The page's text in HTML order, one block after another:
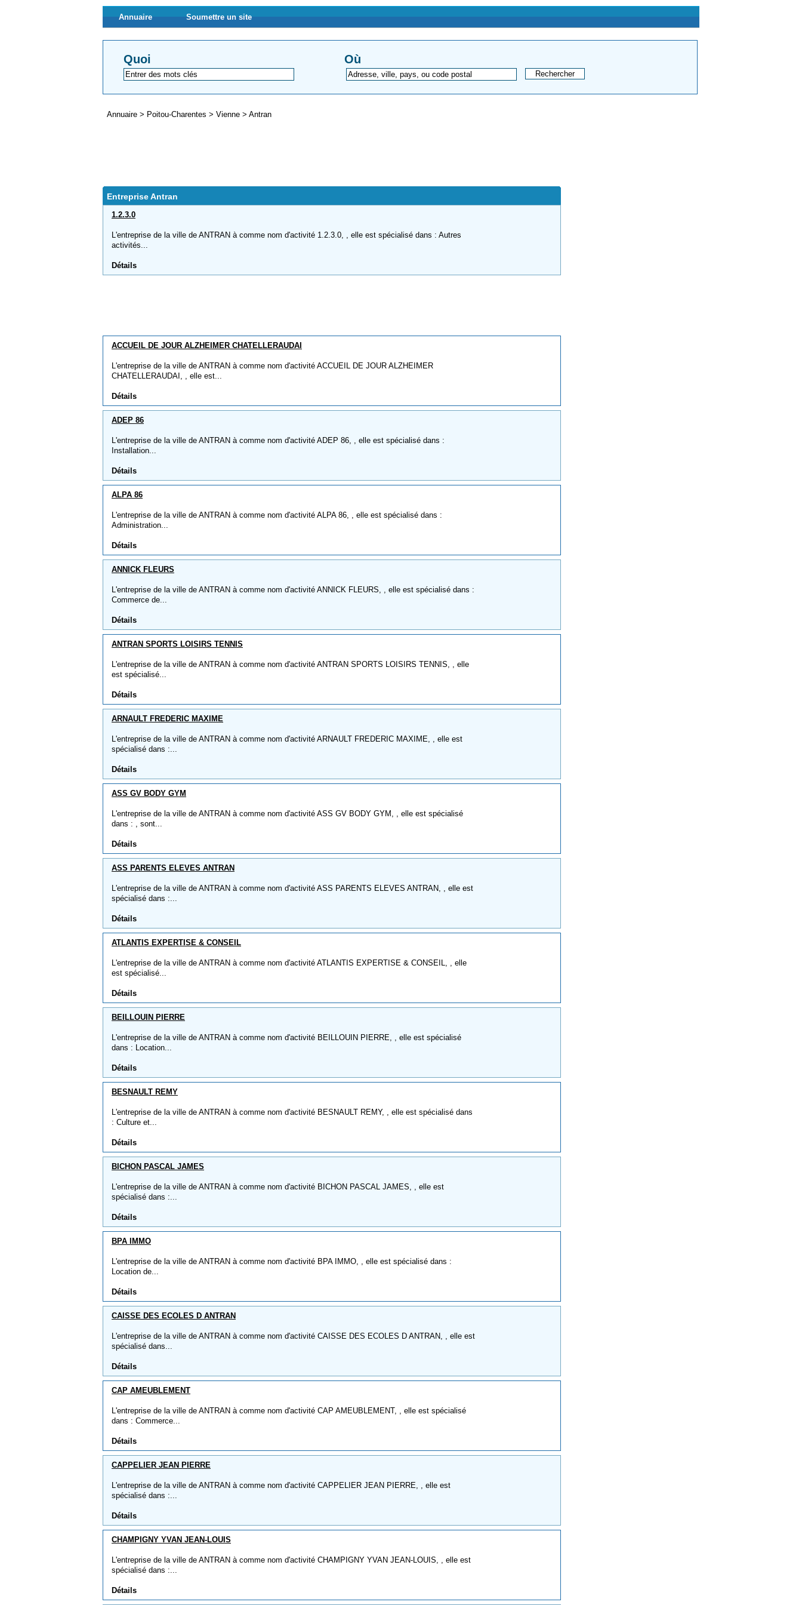
Annuaire Soumettre un site
Quoi Où
Annuaire > Poitou-Charentes > Vienne > Antran
Entreprise Antran
1.2.3.0
L'entreprise de la ville de ANTRAN à comme nom d'activité 1.2.3.0, , elle est spécialisé dans : Autres
activités...
Détails
ACCUEIL DE JOUR ALZHEIMER CHATELLERAUDAI
L'entreprise de la ville de ANTRAN à comme nom d'activité ACCUEIL DE JOUR ALZHEIMER
CHATELLERAUDAI, , elle est...
Détails
ADEP 86
L'entreprise de la ville de ANTRAN à comme nom d'activité ADEP 86, , elle est spécialisé dans :
Installation...
Détails
ALPA 86
L'entreprise de la ville de ANTRAN à comme nom d'activité ALPA 86, , elle est spécialisé dans :
Administration...
Détails
ANNICK FLEURS
L'entreprise de la ville de ANTRAN à comme nom d'activité ANNICK FLEURS, , elle est spécialisé dans :
Commerce de...
Détails
ANTRAN SPORTS LOISIRS TENNIS
L'entreprise de la ville de ANTRAN à comme nom d'activité ANTRAN SPORTS LOISIRS TENNIS, , elle
est spécialisé...
Détails
ARNAULT FREDERIC MAXIME
L'entreprise de la ville de ANTRAN à comme nom d'activité ARNAULT FREDERIC MAXIME, , elle est
spécialisé dans :...
Détails
ASS GV BODY GYM
L'entreprise de la ville de ANTRAN à comme nom d'activité ASS GV BODY GYM, , elle est spécialisé
dans : , sont...
Détails
ASS PARENTS ELEVES ANTRAN
L'entreprise de la ville de ANTRAN à comme nom d'activité ASS PARENTS ELEVES ANTRAN, , elle est
spécialisé dans :...
Détails
ATLANTIS EXPERTISE & CONSEIL
L'entreprise de la ville de ANTRAN à comme nom d'activité ATLANTIS EXPERTISE & CONSEIL, , elle
est spécialisé...
Détails
BEILLOUIN PIERRE
L'entreprise de la ville de ANTRAN à comme nom d'activité BEILLOUIN PIERRE, , elle est spécialisé
dans : Location...
Détails
BESNAULT REMY
L'entreprise de la ville de ANTRAN à comme nom d'activité BESNAULT REMY, , elle est spécialisé dans
: Culture et...
Détails
BICHON PASCAL JAMES
L'entreprise de la ville de ANTRAN à comme nom d'activité BICHON PASCAL JAMES, , elle est
spécialisé dans :...
Détails
BPA IMMO
L'entreprise de la ville de ANTRAN à comme nom d'activité BPA IMMO, , elle est spécialisé dans :
Location de...
Détails
CAISSE DES ECOLES D ANTRAN
L'entreprise de la ville de ANTRAN à comme nom d'activité CAISSE DES ECOLES D ANTRAN, , elle est
spécialisé dans...
Détails
CAP AMEUBLEMENT
L'entreprise de la ville de ANTRAN à comme nom d'activité CAP AMEUBLEMENT, , elle est spécialisé
dans : Commerce...
Détails
CAPPELIER JEAN PIERRE
L'entreprise de la ville de ANTRAN à comme nom d'activité CAPPELIER JEAN PIERRE, , elle est
spécialisé dans :...
Détails
CHAMPIGNY YVAN JEAN-LOUIS
L'entreprise de la ville de ANTRAN à comme nom d'activité CHAMPIGNY YVAN JEAN-LOUIS, , elle est
spécialisé dans :...
Détails